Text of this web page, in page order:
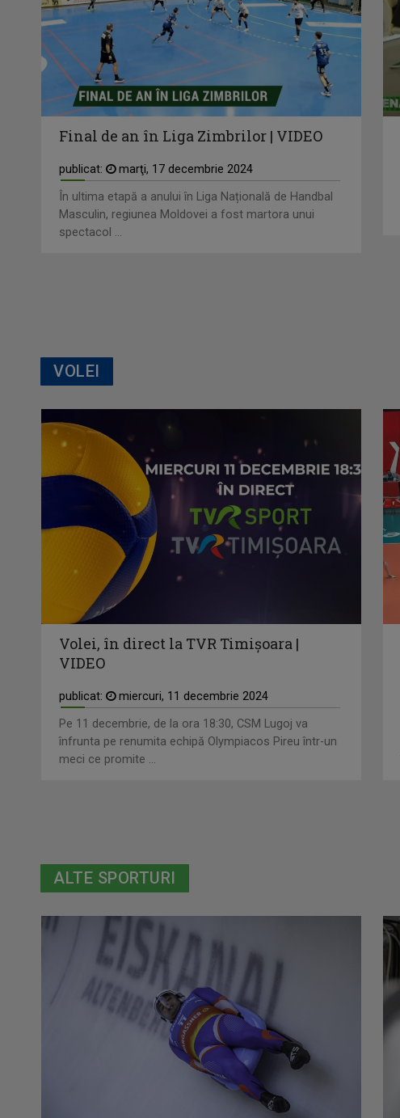
Final de an în Liga Zimbrilor | VIDEO
publicat:
marţi, 17 decembrie 2024
În ultima etapă a anului în Liga Națională de Handbal
Masculin, regiunea Moldovei a fost martora unui
spectacol ...
VOLEI
Volei, în direct la TVR Timișoara |
VIDEO
publicat:
miercuri, 11 decembrie 2024
Pe 11 decembrie, de la ora 18:30, CSM Lugoj va
înfrunta pe renumita echipă Olympiacos Pireu într-un
meci ce promite ...
ALTE SPORTURI